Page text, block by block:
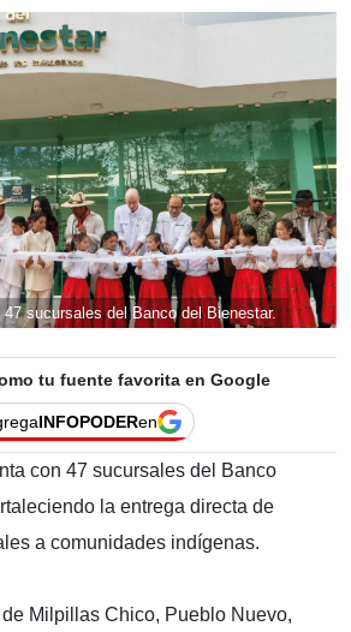
sucursales del Banco del Bienestar.
tu fuente favorita en Google
INFOPODERen
con 47 sucursales del Banco
la entrega directa de
a comunidades indígenas.
Milpillas Chico, Pueblo Nuevo,